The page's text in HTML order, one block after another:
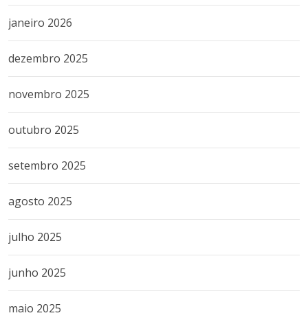
janeiro 2026
dezembro 2025
novembro 2025
outubro 2025
setembro 2025
agosto 2025
julho 2025
junho 2025
maio 2025